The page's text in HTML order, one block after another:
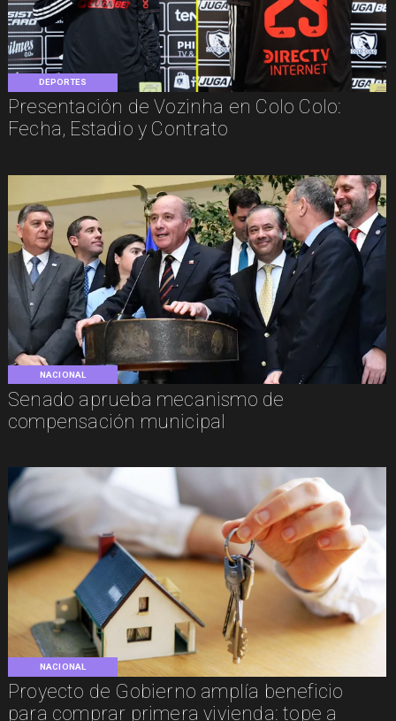
DEPORTES
Presentación de Vozinha en Colo Colo:
Fecha, Estadio y Contrato
NACIONAL
Senado aprueba mecanismo de
compensación municipal
NACIONAL
Proyecto de Gobierno amplía beneficio
para comprar primera vivienda: tope a